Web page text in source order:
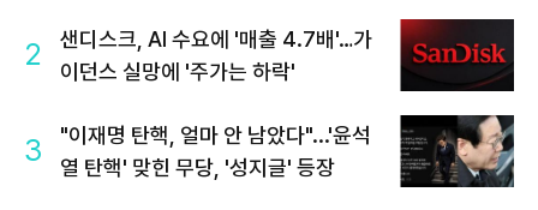
2
샌디스크, AI 수요에 '매출 4.7배'…가
이던스 실망에 '주가는 하락'
3
"이재명 탄핵, 얼마 안 남았다"...'윤석
열 탄핵' 맞힌 무당, '성지글' 등장